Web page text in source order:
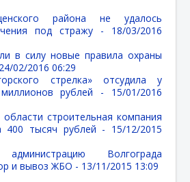
района не удалось
под стражу - 18/03/2016
в силу новые правила охраны
24/02/2016 06:29
стрелка» отсудила у
рублей - 15/01/2016
строительная компания
400 тысяч рублей - 15/12/2015
Волгограда
и вывоз ЖБО - 13/11/2015 13:09